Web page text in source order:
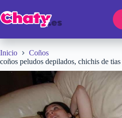
al
contenido
Inicio
Coños
coños peludos depilados, chichis de tias